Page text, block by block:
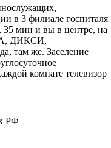
в 3 филиале госпиталя
мин и вы в центре, на
ДИКСИ,
там же. Заселение
комнате телевизор
РФ